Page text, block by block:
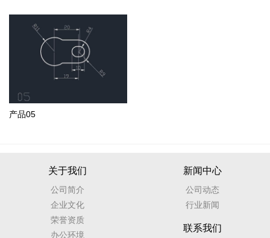
产品05
关于我们
公司简介
企业文化
荣誉资质
办公环境
新闻中心
公司动态
行业新闻
联系我们